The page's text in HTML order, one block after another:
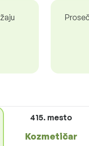
415. mesto
Kozmetičar